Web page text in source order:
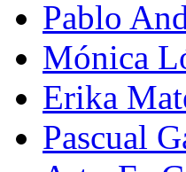
Pablo
Mónica
Erika
Pascual